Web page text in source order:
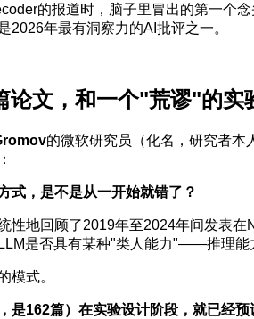
的报道时，脑子里冒出的第一
2026年最有洞察力的AI批评之一。
论文，和一个"荒谬"的实
的微软研究员（化名，研究者本
式，是不是从一开始就错了？
性地回顾了2019年至2024年间发表
是否具有某种"类人能力"——推理
模式。
是162篇）在实验设计阶段，就已经